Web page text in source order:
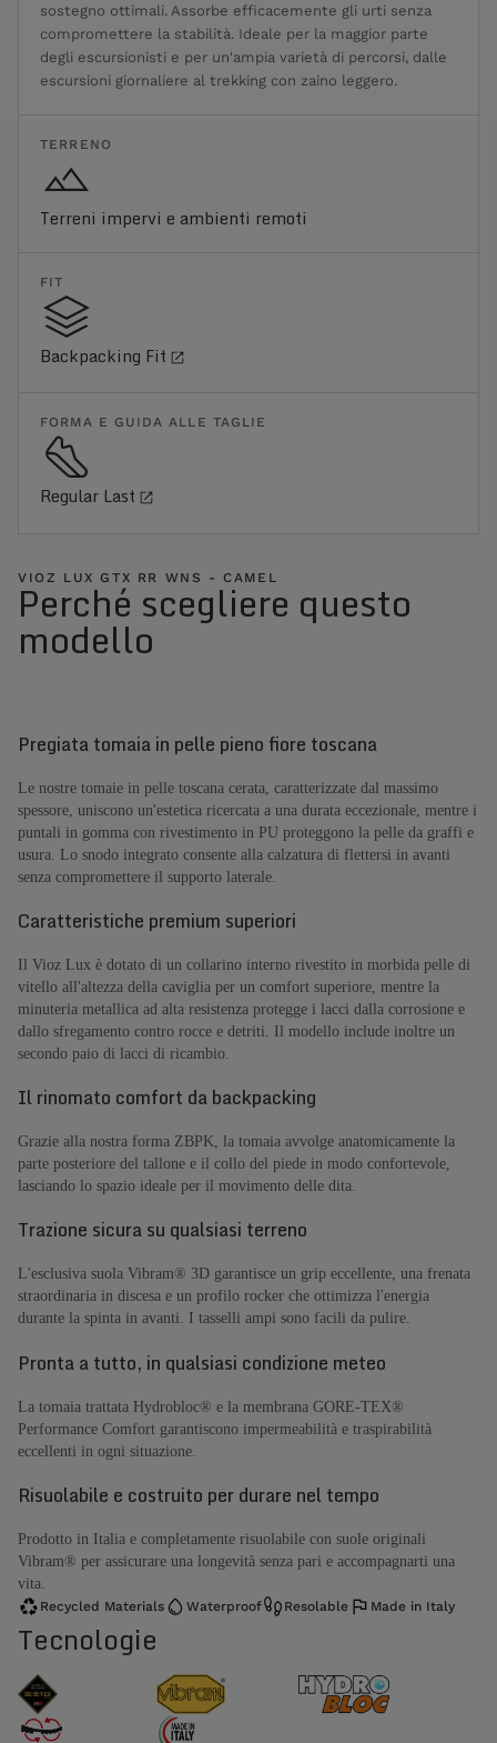
sostegno ottimali. Assorbe efficacemente gli urti senza
compromettere la stabilità. Ideale per la maggior parte
degli escursionisti e per un'ampia varietà di percorsi, dalle
escursioni giornaliere al trekking con zaino leggero.
TERRENO
Terreni impervi e ambienti remoti
FIT
Backpacking Fit
FORMA E GUIDA ALLE TAGLIE
Regular Last
VIOZ LUX GTX RR WNS - CAMEL
Perché scegliere questo
modello
Pregiata tomaia in pelle pieno fiore toscana
Le nostre tomaie in pelle toscana cerata, caratterizzate dal massimo
spessore, uniscono un'estetica ricercata a una durata eccezionale, mentre i
puntali in gomma con rivestimento in PU proteggono la pelle da graffi e
usura. Lo snodo integrato consente alla calzatura di flettersi in avanti
senza compromettere il supporto laterale.
Caratteristiche premium superiori
Il Vioz Lux è dotato di un collarino interno rivestito in morbida pelle di
vitello all'altezza della caviglia per un comfort superiore, mentre la
minuteria metallica ad alta resistenza protegge i lacci dalla corrosione e
dallo sfregamento contro rocce e detriti. Il modello include inoltre un
secondo paio di lacci di ricambio.
Il rinomato comfort da backpacking
Grazie alla nostra forma ZBPK, la tomaia avvolge anatomicamente la
parte posteriore del tallone e il collo del piede in modo confortevole,
lasciando lo spazio ideale per il movimento delle dita.
Trazione sicura su qualsiasi terreno
L'esclusiva suola Vibram® 3D garantisce un grip eccellente, una frenata
straordinaria in discesa e un profilo rocker che ottimizza l'energia
durante la spinta in avanti. I tasselli ampi sono facili da pulire.
Pronta a tutto, in qualsiasi condizione meteo
La tomaia trattata Hydrobloc® e la membrana GORE-TEX®
Performance Comfort garantiscono impermeabilità e traspirabilità
eccellenti in ogni situazione.
Risuolabile e costruito per durare nel tempo
Prodotto in Italia e completamente risuolabile con suole originali
Vibram® per assicurare una longevità senza pari e accompagnarti una
vita.
Recycled Materials Waterproof Resolable Made in Italy
Tecnologie